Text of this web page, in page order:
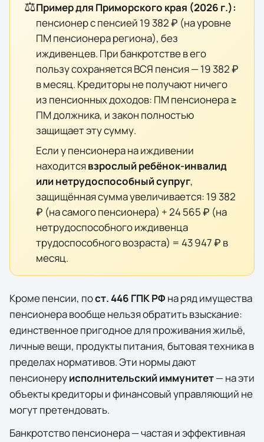
⚖️Пример для Приморского края (2026 г.):
пенсионер с пенсией 19 382 ₽ (на уровне
ПМ пенсионера региона), без
иждивенцев. При банкротстве в его
пользу сохраняется ВСЯ пенсия —19 382 ₽
в месяц. Кредиторы не получают ничего
из пенсионных доходов: ПМ пенсионера ≥
ПМ должника, и закон полностью
защищает эту сумму.
Если у пенсионера на иждивении
находитсявзрослый ребёнок-инвалид
или нетрудоспособный супруг,
защищённая сумма увеличивается: 19 382
₽ (на самого пенсионера) +24 565 ₽ (на
нетрудоспособного иждивенца
трудоспособного возраста) = 43 947 ₽ в
месяц.
Кроме пенсии, пост. 446 ГПК РФ на ряд имущества
пенсионера вообще нельзя обратить взыскание:
единственное пригодное для проживания жильё,
личные вещи, продукты питания, бытовая техника в
пределах нормативов. Эти нормы дают
пенсионеруисполнительский иммунитет— на эти
объекты кредиторы и финансовый управляющий не
могут претендовать.
Банкротство пенсионера — частая и эффективная